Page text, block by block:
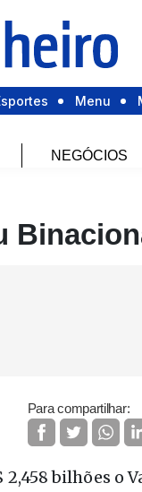
Menu
NEGÓCIOS
Para compartilhar:
bilhões o